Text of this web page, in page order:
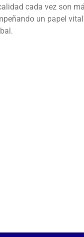
cada vez son
un papel